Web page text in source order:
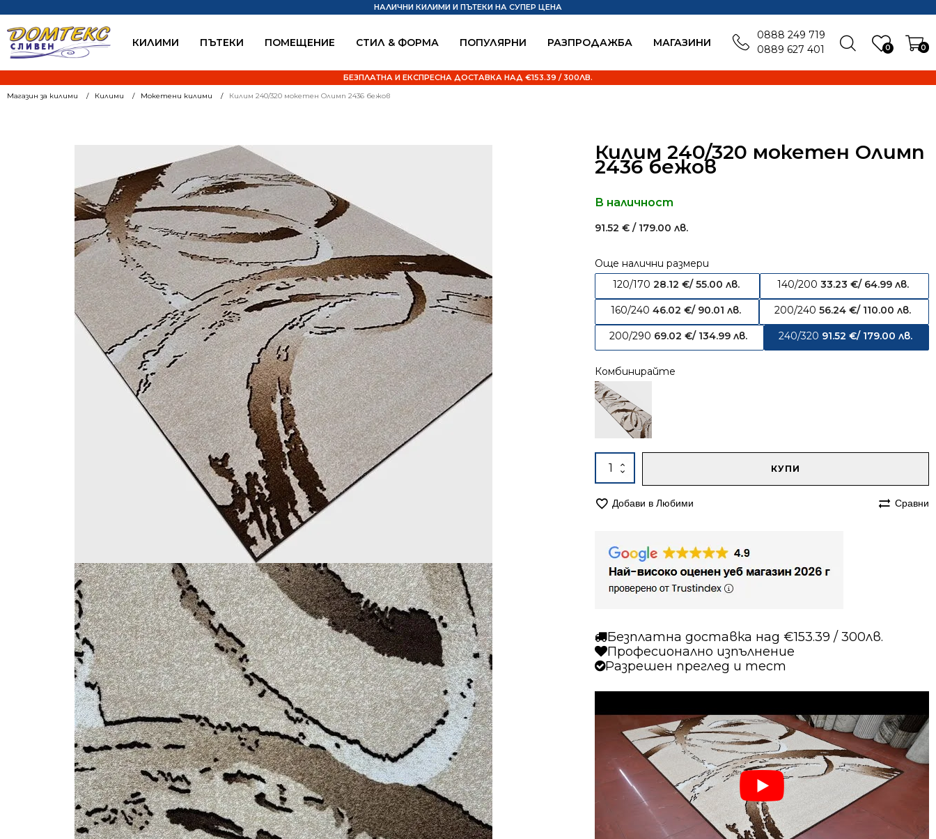
КИЛИМИ ПЪТЕКИ ПОМЕЩЕНИЕ СТИЛ & ФОРМА ПОПУЛЯРНИ РАЗПРОДАЖБА MАГАЗИНИ 0 0
НАЛИЧНИ КИЛИМИ И ПЪТЕКИ НА СУПЕР ЦЕНА
БЕЗПЛАТНА И ЕКСПРЕСНА ДОСТАВКА НАД €153.39 / 300ЛВ.
0888 249 719
0889 627 401
Магазин за килими Килими Мокетени килими Килим 240/320 мокетен Олимп 2436 бежов
Килим 240/320 мокетен Олимп
2436 бежов
В наличност
91.52€ / 179.00 лв.
Още налични размери
120/17028.12€/ 55.00 лв. 140/20033.23€/ 64.99 лв.
160/24046.02€/ 90.01 лв. 200/24056.24€/ 110.00 лв.
200/290 69.02€/ 134.99 лв. 240/320 91.52€/ 179.00 лв.
Комбинирайте
количество
за
240/320
2436
бежов
КУПИ
Добави в Любими Сравни
Безплатна доставка над €153.39 / 300лв.
Професионално изпълнение
Разрешен преглед и тест